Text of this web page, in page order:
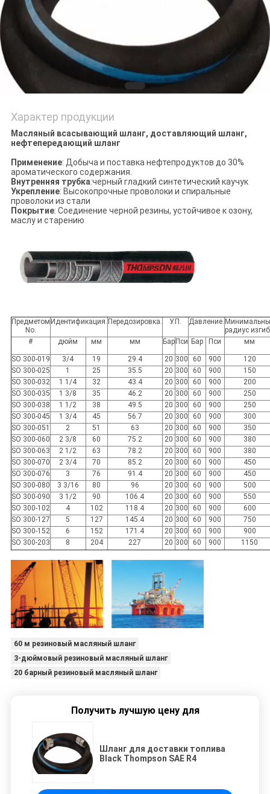
Характер продукции
Масляный всасывающий шланг, доставляющий шланг,
нефтепередающий шланг
Применение: Добыча и поставка нефтепродуктов до 30%
ароматического содержания.
Внутренняя трубка:черный гладкий синтетический каучук
Укрепление: Высокопрочные проволоки и спиральные
проволоки из стали
Покрытие: Соединение черной резины, устойчивое к озону,
маслу и старению
Предметом
No.
Идентификация. Передозировка. У.П. Давление.
радиус
#
дюйм мм мм БарПси Бар Пси мм
SO 300-019 3/4 19 29.4 20 300 60 900
120
SO 300-025
1 25 35.5 20 300 60 900
150
SO 300-032
1 1/4 32 43.4 20 300 60 900
200
SO 300-035
1 3/8 35 46.2 20 300 60 900
250
SO 300-038
1 1/2 38 49.5 20 300 60 900
250
SO 300-045
1 3/4 45 56.7 20 300 60 900
300
SO 300-051
2 51 63 20 300 60 900
350
SO 300-060
2 3/8 60 75.2 20 300 60 900
380
SO 300-063
2 1/2 63 78.2 20 300 60 900
380
SO 300-070
2 3/4 70 85.2 20 300 60 900
450
SO 300-076
3 76 91.4 20 300 60 900
450
SO 300-080
3 3/16 80 96 20 300 60 900
500
SO 300-090
3 1/2 90 106.4 20 300 60 900
550
SO 300-102
4 102 118.4 20 300 60 900
600
SO 300-127
5 127 145.4 20 300 60 900
750
SO 300-152
6 152 171.4 20 300 60 900
900
SO 300-203
8 204 227 20 300 60 900 1150
60 м резиновый масляный шланг
3-дюймовый резиновый масляный шланг
20 барный резиновый масляный шланг
Получить лучшую цену для
Шланг для доставки топлива
Black Thompson SAE R4